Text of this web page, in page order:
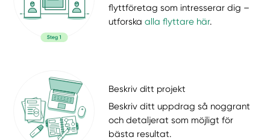
flyttföretag som intresserar dig –
utforskaalla flyttare här.
Beskriv ditt projekt
Beskriv ditt uppdrag så noggrant
och detaljerat som möjligt för
bästa resultat.